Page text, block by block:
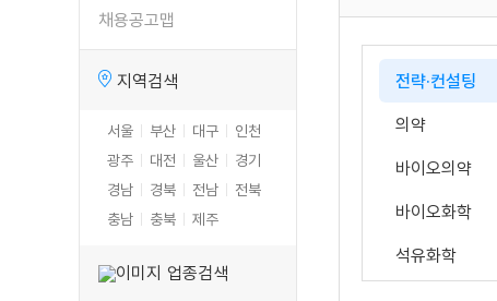
채용공고맵
지역검색
서울 부산 대구
인천
광주
대전 울산
경기
경남
경북 전남
전북
충남
충북 제주
업종검색
전략·컨설팅
의약
바이오의약
바이오화학
석유화학